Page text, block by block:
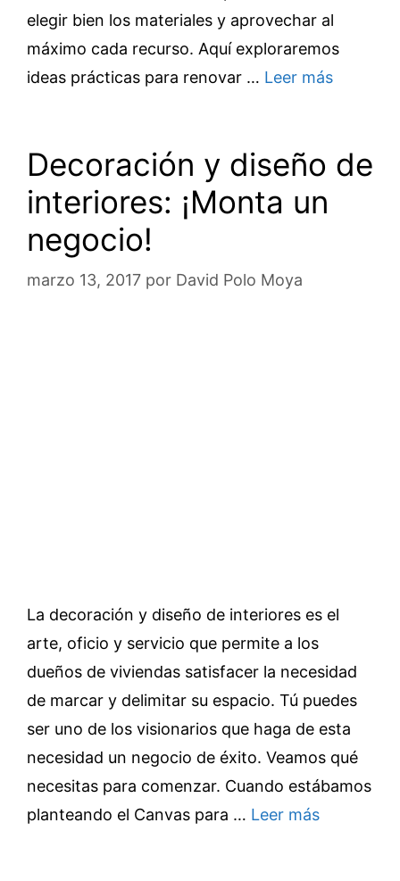
elegir bien los materiales y aprovechar al
máximo cada recurso. Aquí exploraremos
ideas prácticas para renovar … Leer más
Decoración y diseño de
interiores: ¡Monta un
negocio!
marzo 13, 2017 por David Polo Moya
La decoración y diseño de interiores es el
arte, oficio y servicio que permite a los
dueños de viviendas satisfacer la necesidad
de marcar y delimitar su espacio. Tú puedes
ser uno de los visionarios que haga de esta
necesidad un negocio de éxito. Veamos qué
necesitas para comenzar. Cuando estábamos
planteando el Canvas para … Leer más